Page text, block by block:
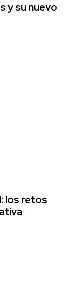
y su nuevo
los retos